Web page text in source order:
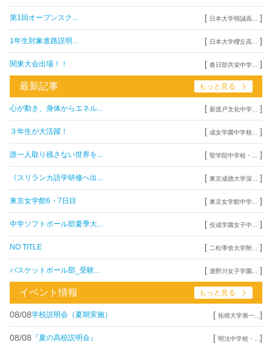
第1回オープンスク... [ 日本大学明誠高... ]
1年生対象進路説明... [ 日本大学櫻丘高... ]
関東大会出場！！ [ 春日部共栄中学... ]
最新記事 もっと見る
心が動き、身体からエネル... [ 新渡戸文化中学... ]
３年生が大活躍！ [ 成女学園中学校... ]
誰一人取り残さない世界を... [ 聖学院中学校・... ]
《スリランカ語学研修へ出... [ 東京成徳大学深... ]
東京女学館6・7日目 [ 東京女学館中学... ]
中学ソフトボール部夏季大... [ 佼成学園女子中... ]
NO TITLE [ 二松學舍大学附... ]
バスケットボール部_受験... [ 瀧野川女子学園... ]
イベント情報 もっと見る
08/08学校説明会（夏期実施） [ 拓殖大学第一... ]
08/08 『夏の高校説明会』 [ 明法中学校・... ]